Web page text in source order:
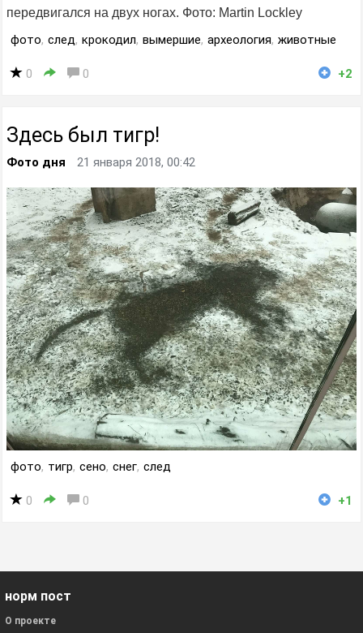
передвигался на двух ногах. Фото: Martin Lockley
фото, след, крокодил, вымершие, археология, животные
0 0 +2
Здесь был тигр!
Фото дня 21 января 2018, 00:42
фото, тигр, сено, снег, след
0 0 +1
норм пост
О проекте